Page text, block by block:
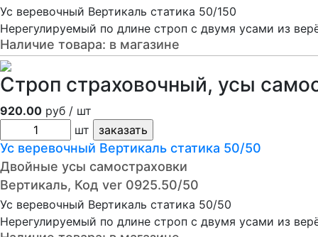
Ус веревочный Вертикаль статика 50/150
Нерегулируемый по длине строп с двумя усами из
Наличие товара: в магазине
Строп страховочный, усы
920.00 руб / шт
шт
Ус веревочный Вертикаль статика 50/50
Двойные усы самостраховки
Вертикаль, Код ver 0925.50/50
Ус веревочный Вертикаль статика 50/50
Нерегулируемый по длине строп с двумя усами из